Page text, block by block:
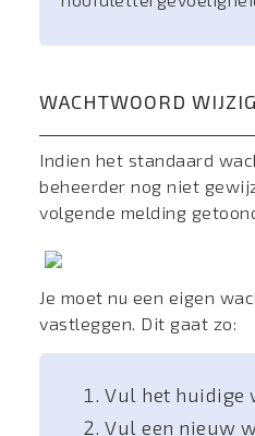
WACHTWOORD
Indien het standaard
beheerder nog niet
volgende melding
Je moet nu een eigen
vastleggen. Dit gaat zo:
Vul het huidige
Vul een nieuw